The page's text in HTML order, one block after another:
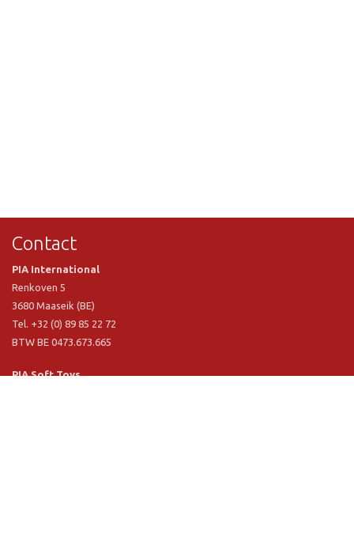
Contact
PIA International
Renkoven 5
3680 Maaseik (BE)
Tel. +32 (0) 89 85 22 72
BTW BE 0473.673.665
PIA Soft Toys